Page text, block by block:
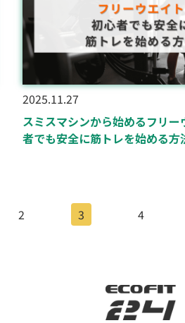
2025.11.27
スミスマシンから始めるフリー
者でも安全に筋トレを始める方
2 3 4